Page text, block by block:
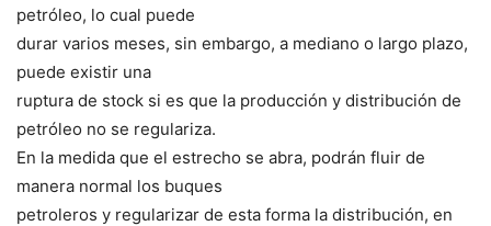
petróleo, lo cual puede
durar varios meses, sin embargo, a mediano o largo plazo,
puede existir una
ruptura de stock si es que la producción y distribución de
petróleo no se regulariza.
En la medida que el estrecho se abra, podrán fluir de
manera normal los buques
petroleros y regularizar de esta forma la distribución, en